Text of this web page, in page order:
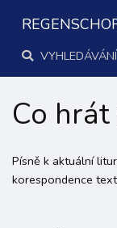
VYHLEDÁVÁNÍ
Co
Písně k aktuální
korespondence